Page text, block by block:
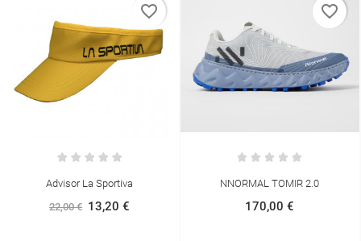
Advisor La Sportiva
22,00 € 13,20 €
favorite_border
NNORMAL TOMIR 2.0
170,00 €
favorite_border